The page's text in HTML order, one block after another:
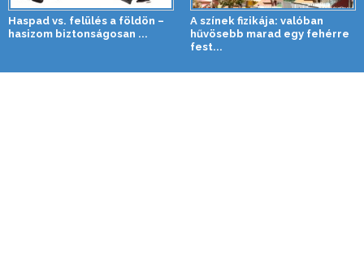
Haspad vs. felülés a földön –
hasizom biztonságosan ...
A színek fizikája: valóban
hűvösebb marad egy fehérre
fest...